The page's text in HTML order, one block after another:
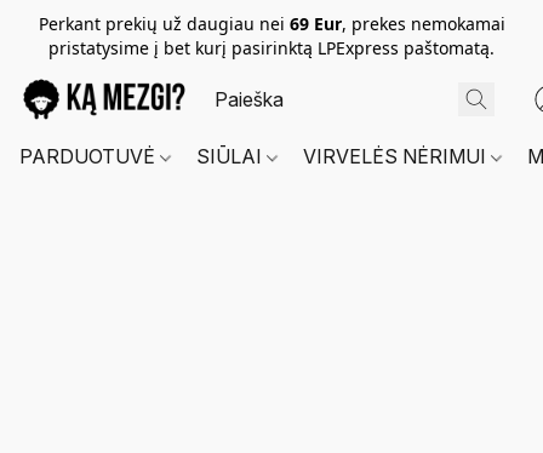
Perkant prekių už daugiau nei 69 Eur, prekes nemokamai
pristatysime į bet kurį pasirinktą LPExpress paštomatą.
PARDUOTUVĖ SIŪLAI VIRVELĖS NĖRIMUI